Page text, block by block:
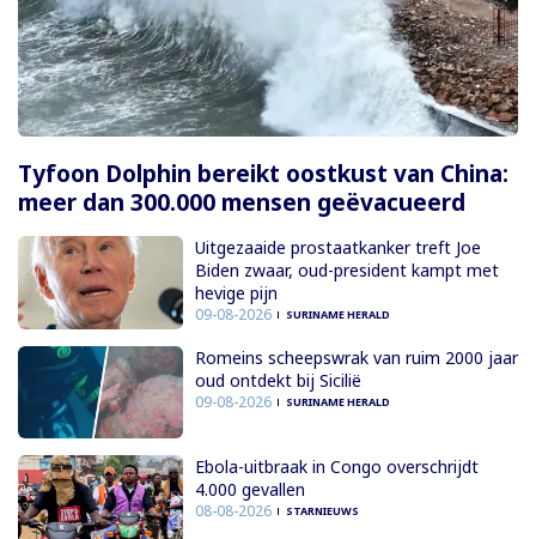
Tyfoon Dolphin bereikt oostkust van China:
meer dan 300.000 mensen geëvacueerd
Uitgezaaide prostaatkanker treft Joe
Biden zwaar, oud-president kampt met
hevige pijn
09-08-2026 SURINAME HERALD
Romeins scheepswrak van ruim 2000 jaar
oud ontdekt bij Sicilië
09-08-2026 SURINAME HERALD
Ebola-uitbraak in Congo overschrijdt
4.000 gevallen
08-08-2026 STARNIEUWS